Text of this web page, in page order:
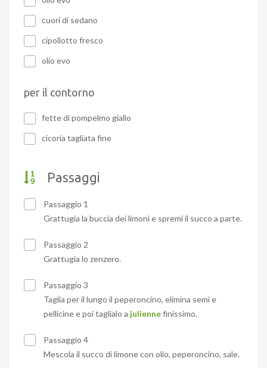
cuori di sedano
cipollotto fresco
olio evo
per il contorno
fette di pompelmo giallo
cicoria tagliata fine
Passaggi
Passaggio 1
Grattugia la buccia dei limoni e spremi il succo a parte.
Passaggio 2
Grattugia lo zenzero.
Passaggio 3
Taglia per il lungo il peperoncino, elimina semi e
pellicine e poi taglialo a juliennefinissimo.
Passaggio 4
Mescola il succo di limone con olio, peperoncino, sale.